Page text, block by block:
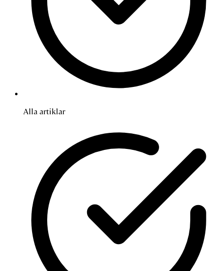
Alla artiklar